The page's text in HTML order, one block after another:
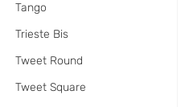
Tango
Trieste Bis
Tweet Round
Tweet Square